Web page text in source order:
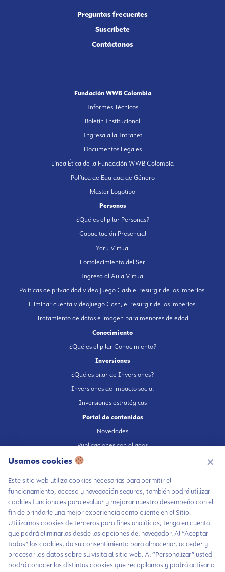
Chatea con LiA
Preguntas frecuentes
Suscríbete
Contáctanos
Fundación WWB Colombia
Informes Técnicos
Boletín Institucional
Ingresa a la Intranet
Documentos Legales
Línea Ética de la Fundación WWB Colombia
Política de Equidad de Género
Master Logotipo
Personas
¿Qué es el pilar Personas?
Capacitación Presencial
Yaru Virtual
Fortalecimiento del Ser
Ingresa al Aula Virtual
Políticas de privacidad video juego Cash el resurgir de los imperios.
Eliminar cuenta videojuego Cash, el resurgir de los imperios.
Tratamiento de datos e imagen para menores de edad
Conocimiento
¿Qué es el pilar Conocimiento?
Inversiones
¿Qué es pilar de Inversiones?
Inversiones de impacto social
Inversiones estratégicas
Portal de contenidos
Novedades
Publicaciones con aliados
Fundación en medios
Escúchanos en Spotify
Autorización de tratamiento de datos
Aviso Privacidad
Política tratamiento de datos
Usamos cookies ✕
Este sitio web utiliza cookies necesarias para permitir el
funcionamiento, acceso y navegación seguros, también podrá utilizar
cookies funcionales para evaluar y mejorar nuestro desempeño con el
fin de brindarle una mejor experiencia como cliente en el Sitio.
Utilizamos cookies de terceros para fines analíticos, tenga en cuenta
que podrá eliminarlas desde las opciones del navegador. Al “Aceptar
todas” las cookies, da su consentimiento para almacenar, acceder y
procesar los datos sobre su visita al sitio web. Al “Personalizar” usted
podrá conocer las distintas cookies que recopilamos y podrá activar o